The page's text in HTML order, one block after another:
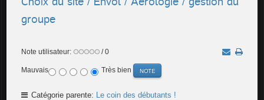
groupe
Note utilisateur: / 0
Mauvais Très bien
Catégorie parente: Le coin des débutants !